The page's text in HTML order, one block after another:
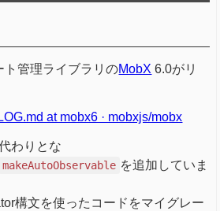
ト管理ライブラリのMobX 6.0がリ
at mobx6 · mobxjs/mobx
わりとな
makeAutoObservable を追加していま
構文を使ったコードをマイグレー